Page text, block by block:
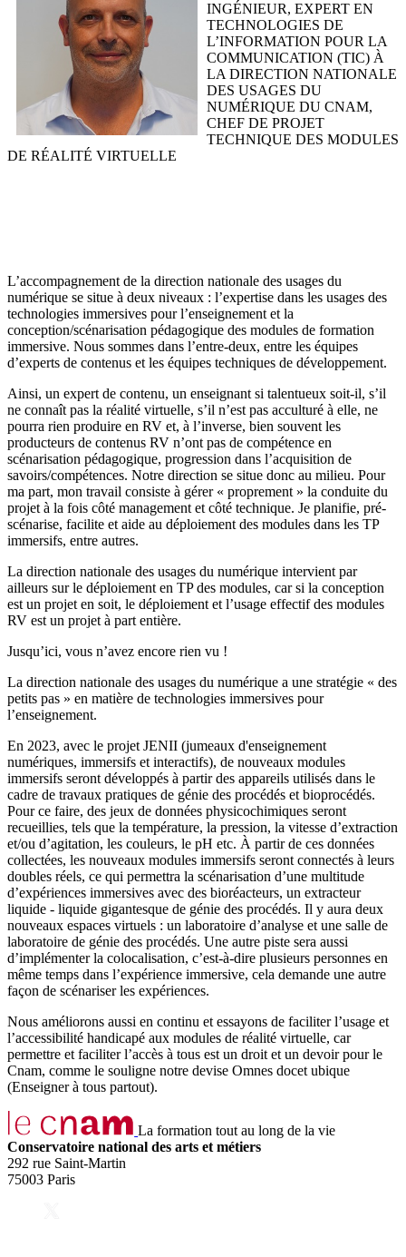
INGÉNIEUR, EXPERT EN
TECHNOLOGIES DE
L’INFORMATION POUR LA
COMMUNICATION (TIC) À
LA DIRECTION NATIONALE
DES USAGES DU
NUMÉRIQUE DU CNAM,
CHEF DE PROJET
TECHNIQUE DES MODULES
DE RÉALITÉ VIRTUELLE
L’accompagnement de la direction nationale des usages du
numérique se situe à deux niveaux : l’expertise dans les usages des
technologies immersives pour l’enseignement et la
conception/scénarisation pédagogique des modules de formation
immersive. Nous sommes dans l’entre-deux, entre les équipes
d’experts de contenus et les équipes techniques de développement.
Ainsi, un expert de contenu, un enseignant si talentueux soit-il, s’il
ne connaît pas la réalité virtuelle, s’il n’est pas acculturé à elle, ne
pourra rien produire en RV et, à l’inverse, bien souvent les
producteurs de contenus RV n’ont pas de compétence en
scénarisation pédagogique, progression dans l’acquisition de
savoirs/compétences. Notre direction se situe donc au milieu. Pour
ma part, mon travail consiste à gérer « proprement » la conduite du
projet à la fois côté management et côté technique. Je planifie, pré-
scénarise, facilite et aide au déploiement des modules dans les TP
immersifs, entre autres.
La direction nationale des usages du numérique intervient par
ailleurs sur le déploiement en TP des modules, car si la conception
est un projet en soit, le déploiement et l’usage effectif des modules
RV est un projet à part entière.
Jusqu’ici, vous n’avez encore rien vu !
La direction nationale des usages du numérique a une stratégie « des
petits pas » en matière de technologies immersives pour
l’enseignement.
En 2023, avec le projet JENII (jumeaux d'enseignement
numériques, immersifs et interactifs), de nouveaux modules
immersifs seront développés à partir des appareils utilisés dans le
cadre de travaux pratiques de génie des procédés et bioprocédés.
Pour ce faire, des jeux de données physicochimiques seront
recueillies, tels que la température, la pression, la vitesse d’extraction
et/ou d’agitation, les couleurs, le pH etc. À partir de ces données
collectées, les nouveaux modules immersifs seront connectés à leurs
doubles réels, ce qui permettra la scénarisation d’une multitude
d’expériences immersives avec des bioréacteurs, un extracteur
liquide - liquide gigantesque de génie des procédés. Il y aura deux
nouveaux espaces virtuels : un laboratoire d’analyse et une salle de
laboratoire de génie des procédés. Une autre piste sera aussi
d’implémenter la colocalisation, c’est-à-dire plusieurs personnes en
même temps dans l’expérience immersive, cela demande une autre
façon de scénariser les expériences.
Nous améliorons aussi en continu et essayons de faciliter l’usage et
l’accessibilité handicapé aux modules de réalité virtuelle, car
permettre et faciliter l’accès à tous est un droit et un devoir pour le
Cnam, comme le souligne notre devise Omnes docet ubique
(Enseigner à tous partout).
La formation tout au long de la vie
Conservatoire national des arts et métiers
292 rue Saint-Martin
75003 Paris